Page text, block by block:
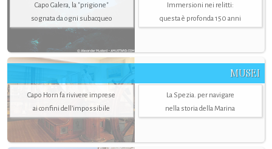
Capo Galera, la "prigione"
sognata da ogni subacqueo
Immersioni nei relitti:
questa è profonda 150 anni
MUSEI
Capo Horn fa rivivere imprese
ai confini dell’impossibile
La Spezia. per navigare
nella storia della Marina